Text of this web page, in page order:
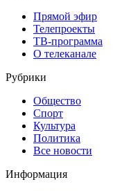
Прямой эфир
Телепроекты
ТВ-программа
О телеканале
Рубрики
Общество
Спорт
Культура
Политика
Все новости
Информация